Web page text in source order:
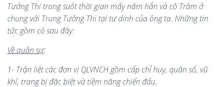
Tướng Thi trong suốt thời gian mấy năm hắn và cô Trâm ở
chung với Trung Tướng Thi tại tư dinh của ông ta. Những tin
tức gồm có sau đây:
Về quân sự:
1- Trận liệt các đơn vị QLVNCH gồm cấp chỉ huy, quân số, vũ
khí, trang bị đặc biệt và tiềm năng chiến đấu.